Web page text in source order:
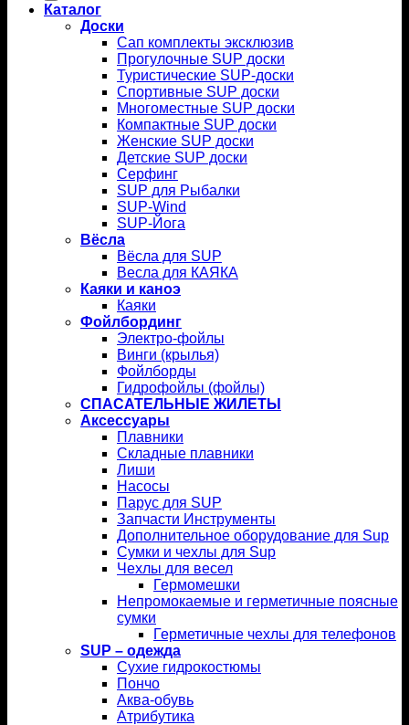
Каталог
Доски
Сап комплекты эксклюзив
Прогулочные SUP доски
Туристические SUP-доски
Спортивные SUP доски
Многоместные SUP доски
Компактные SUP доски
Женские SUP доски
Детские SUP доски
Серфинг
SUP для Рыбалки
SUP-Wind
SUP-Йога
Вёсла
Вёсла для SUP
Весла для КАЯКА
Каяки и каноэ
Каяки
Фойлбординг
Электро-фойлы
Винги (крылья)
Фойлборды
Гидрофойлы (фойлы)
СПАСАТЕЛЬНЫЕ ЖИЛЕТЫ
Аксессуары
Плавники
Складные плавники
Лиши
Насосы
Парус для SUP
Запчасти Инструменты
Дополнительное оборудование для Sup
Сумки и чехлы для Sup
Чехлы для весел
Гермомешки
Непромокаемые и герметичные поясные
сумки
Герметичные чехлы для телефонов
SUP – одежда
Сухие гидрокостюмы
Пончо
Аква-обувь
Атрибутика